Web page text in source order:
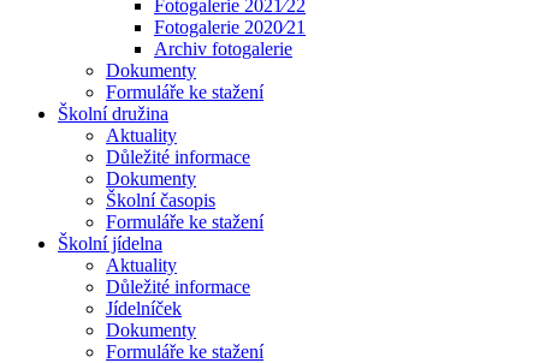
Fotogalerie 2021⁄22
Fotogalerie 2020⁄21
Archiv fotogalerie
Dokumenty
Formuláře ke stažení
Školní družina
Aktuality
Důležité informace
Dokumenty
Školní časopis
Formuláře ke stažení
Školní jídelna
Aktuality
Důležité informace
Jídelníček
Dokumenty
Formuláře ke stažení